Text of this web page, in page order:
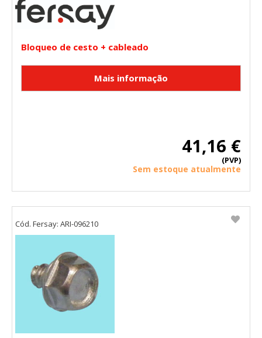
Bloqueo de cesto + cableado
41,16 €
(PVP)
Sem estoque atualmente
Cód. Fersay: ARI-096210